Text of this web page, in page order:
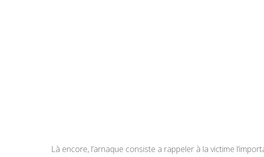
Là encore, l’arnaque consiste a rappeler à la victime